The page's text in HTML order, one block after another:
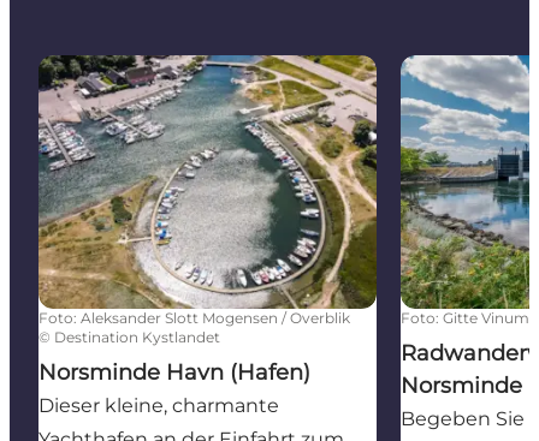
Norsminde Havn (Hafen)
Foto: Aleksander Slott Mogensen / Overblik
© Destination Kystlandet
Norsminde Havn (Hafen)
Dieser kleine, charmante
Foto: Gitte Vinum
Norsminde
Begeben Sie